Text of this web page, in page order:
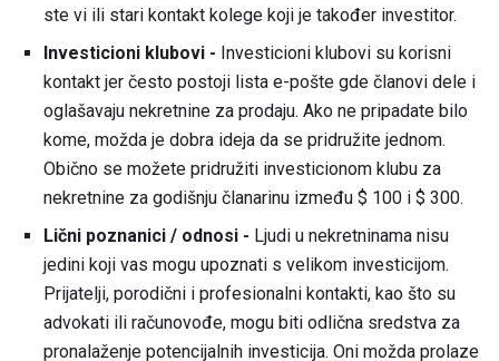
ste vi ili stari kontakt kolege koji je također investitor.
Investicioni klubovi - Investicioni klubovi su korisni
kontakt jer često postoji lista e-pošte gde članovi dele i
oglašavaju nekretnine za prodaju. Ako ne pripadate bilo
kome, možda je dobra ideja da se pridružite jednom.
Obično se možete pridružiti investicionom klubu za
nekretnine za godišnju članarinu između $ 100 i $ 300.
Lični poznanici / odnosi - Ljudi u nekretninama nisu
jedini koji vas mogu upoznati s velikom investicijom.
Prijatelji, porodični i profesionalni kontakti, kao što su
advokati ili računovođe, mogu biti odlična sredstva za
pronalaženje potencijalnih investicija. Oni možda prolaze